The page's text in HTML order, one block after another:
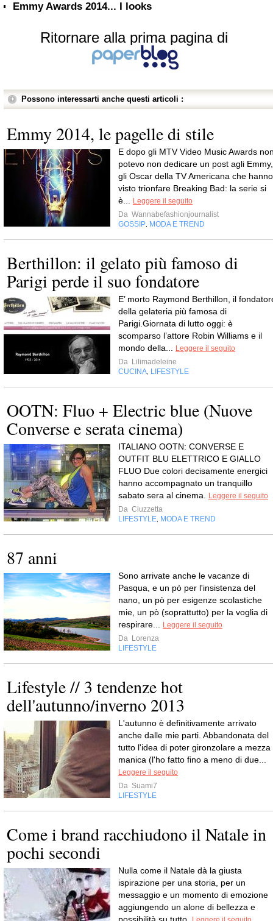
Emmy Awards 2014... I looks
Ritornare alla prima pagina di
Possono interessarti anche questi articoli :
Emmy 2014, le pagelle di stile
E dopo gli MTV Video Music Awards
potevo non dedicare un post agli Emmy,
gli Oscar della TV Americana che hanno
visto trionfare Breaking Bad: la serie si
è...
Leggere il seguito
Da Wannabefashionjournalist
GOSSIP MODA E TREND
Berthillon: il gelato più famoso di
Parigi perde il suo fondatore
E’ morto Raymond Berthillon, il
della gelateria più famosa di
Parigi.Giornata di lutto oggi: è
scomparso l’attore Robin Williams e il
mondo della...
Leggere il seguito
Da Lilimadeleine
CUCINA LIFESTYLE
OOTN: Fluo + Electric blue (Nuove
Converse e serata cinema)
ITALIANO OOTN: CONVERSE E
OUTFIT BLU ELETTRICO E GIALLO
FLUO Due colori decisamente energici
hanno accompagnato un tranquillo
sabato sera al cinema.
Leggere il seguito
Da Ciuzzetta
LIFESTYLE MODA E TREND
87 anni
Sono arrivate anche le vacanze di
Pasqua, e un pò per l'insistenza del
nano, un pò per esigenze scolastiche
mie, un pò (soprattutto) per la voglia di
respirare...
Leggere il seguito
Da Lorenza
LIFESTYLE
Lifestyle // 3 tendenze hot
dell'autunno/inverno 2013
L'autunno è definitivamente arrivato
anche dalle mie parti. Abbandonata del
tutto l'idea di poter gironzolare a mezza
manica (l'ho fatto fino a meno di due...
Leggere il seguito
Da Suami7
LIFESTYLE
Come i brand racchiudono il Natale in
pochi secondi
Nulla come il Natale dà la giusta
ispirazione per una storia, per un
messaggio e un momento di emozione
aggiungendo un alone di bellezza e